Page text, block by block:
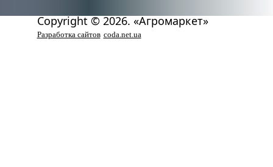
Copyright © 2026. «Агромаркет»
Разработка сайтов coda.net.ua